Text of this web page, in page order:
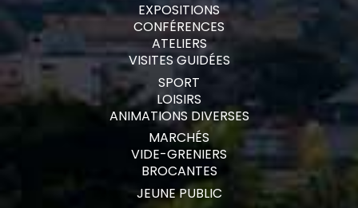
EXPOSITIONS
CONFÉRENCES
ATELIERS
VISITES GUIDÉES
SPORT
LOISIRS
ANIMATIONS DIVERSES
MARCHÉS
VIDE-GRENIERS
BROCANTES
JEUNE PUBLIC